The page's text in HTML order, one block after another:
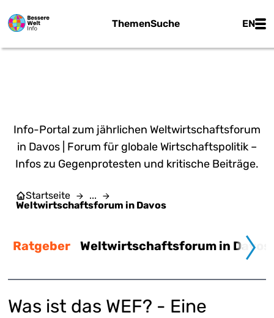
ThemenSuche EN
Info-Portal zum jährlichen Weltwirtschaftsforum
in Davos | Forum für globale Wirtschaftspolitik –
Infos zu Gegenprotesten und kritische Beiträge.
Startseite
...
Weltwirtschaftsforum in Davos
Ratgeber Weltwirtschaftsforum in Davos
Was ist das WEF? - Eine